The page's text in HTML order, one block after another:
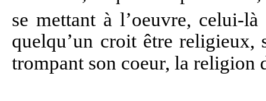
se mettant à l’oeuvre, celui-
quelqu’un croit être religieux,
trompant son coeur, la religion